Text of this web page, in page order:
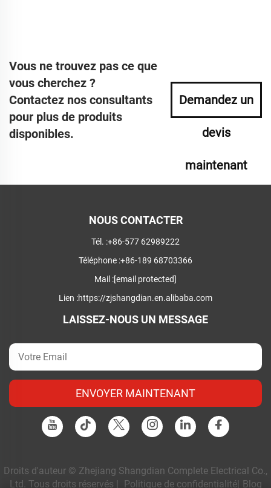
Vous ne trouvez pas ce que
vous cherchez ?
Contactez nos consultants
pour plus de produits
disponibles.
Demandez un
devis
maintenant
NOUS CONTACTER
Tél. :+86-577 62989222
Téléphone :+86-189 68703366
Mail :[email protected]
Lien :https://zjshangdian.en.alibaba.com
LAISSEZ-NOUS UN MESSAGE
ENVOYER MAINTENANT
Droits d'auteur © Zhejiang Shangdian Complete Electrical Co.,
Ltd. Tous droits réservés |
Politique de confidentialité| Blog